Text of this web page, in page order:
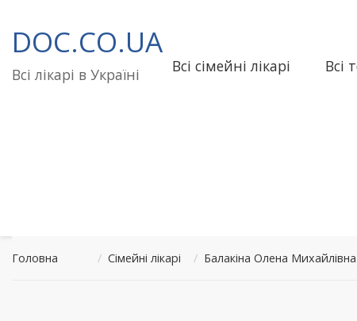
до
вмісту
DOC.CO.UA
Всі лікарі в Україні Всі сімейні лікарі Всі
Головна / Сімейні лікарі / Балакіна Олена